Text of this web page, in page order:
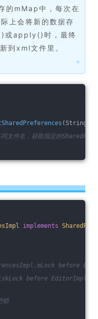
的mMap中，每次在
上会将新的数据存
或apply()时，最终
到xml文件里。
❞
(String
文件名，获取指定的
implements
before
before
锁